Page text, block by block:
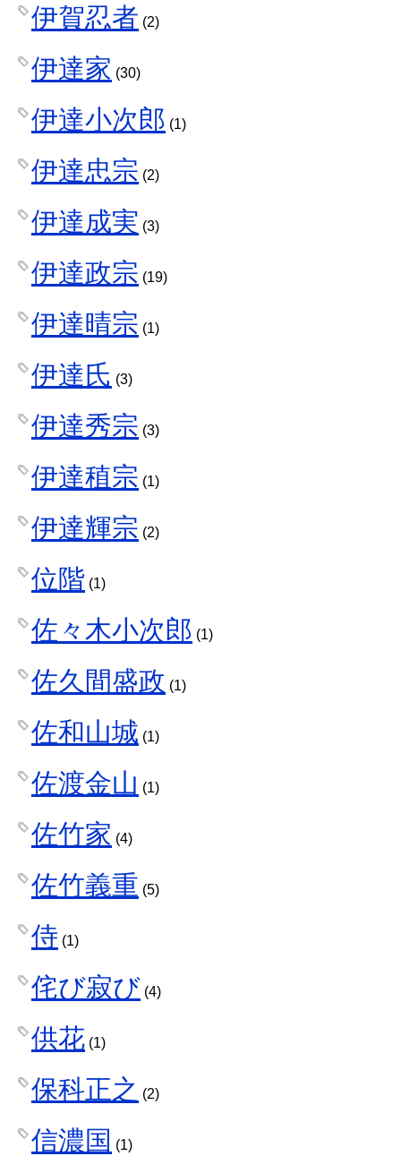
伊賀忍者 (2)
伊達家 (30)
伊達小次郎 (1)
伊達忠宗 (2)
伊達成実 (3)
伊達政宗 (19)
伊達晴宗 (1)
伊達氏 (3)
伊達秀宗 (3)
伊達稙宗 (1)
伊達輝宗 (2)
位階 (1)
佐々木小次郎 (1)
佐久間盛政 (1)
佐和山城 (1)
佐渡金山 (1)
佐竹家 (4)
佐竹義重 (5)
侍 (1)
侘び寂び (4)
供花 (1)
保科正之 (2)
信濃国 (1)